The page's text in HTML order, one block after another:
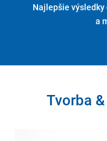
Najlepšie
a
Tvorba